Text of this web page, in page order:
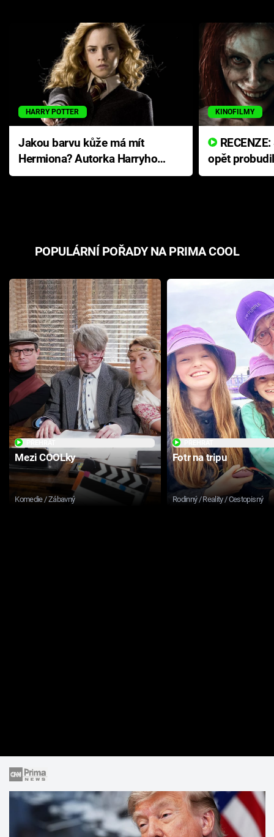
HARRY POTTER
Jakou barvu kůže má mít
Hermiona? Autorka Harryho
Pottera přišla s ráznou
KINOFILMY
opět
přichází s
POPULÁRNÍ POŘADY NA PRIMA COOL
Mezi COOLky
Komedie / Zábavný
Fotr na tripu
Rodinný / Reality / Cestopisný